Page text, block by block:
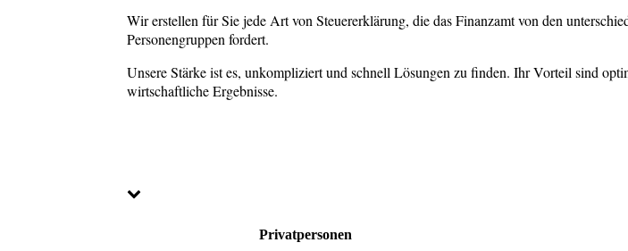
Wir erstellen für Sie jede Art von Steuererklärung, die das Finanzamt von den
Personengruppen fordert.
Unsere Stärke ist es, unkompliziert und schnell Lösungen zu finden. Ihr Vorteil sind
wirtschaftliche Ergebnisse.
Privatpersonen